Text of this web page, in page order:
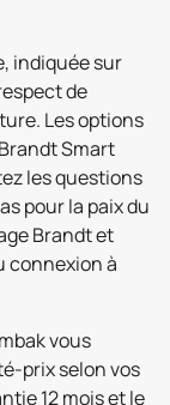
indiquée sur
de
Les options
Smart
les questions
pour la paix du
Brandt et
connexion à
vous
prix selon vos
12 mois et le